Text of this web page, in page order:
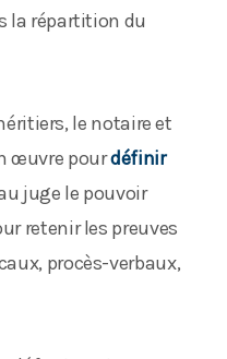
la répartition du
le notaire et
œuvre pourdéfinir
juge le pouvoir
retenir les preuves
procès-verbaux,